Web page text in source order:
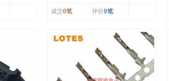
成交0笔 评价0笔